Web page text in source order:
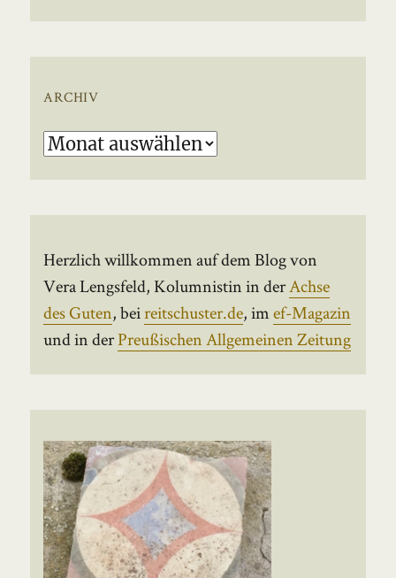
ARCHIV
Archiv
Herzlich willkommen auf dem Blog von
Vera Lengsfeld, Kolumnistin in derAchse
des Guten, beireitschuster.de, imef-Magazin
und in derPreußischen Allgemeinen Zeitung